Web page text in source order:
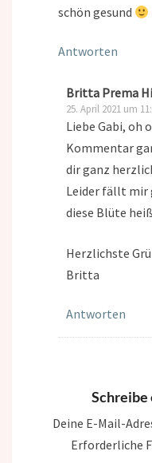
schön gesund
Antworten
Britta Prema
25. April 2021 um
Liebe Gabi, oh
Kommentar
dir ganz
Leider fällt mir
diese Blüte
Herzlichste
Britta
Antworten
Deine E-Mail-
Erforderliche